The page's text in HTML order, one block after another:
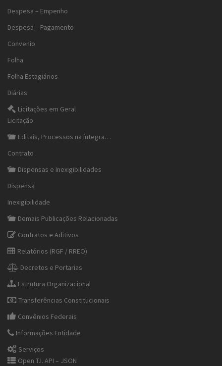
Despesa – Empenho
Despesa – Pagamento
Convenio
Folha
Folha Estagiários
Diárias
Licitações em Geral
Licitação
Editais, Processos na íntegra…
Contrato
Dispensas e Inexigibilidades
Dispensa
Inexigibilidade
Demais Publicações Relacionadas
Contratos e Aditivos
Relatórios (RGF / RREO)
Decretos e Portarias
Estrutura Organizacional
Transferências Constitucionais
Convênios Federais
Informações Entidade
Serviços
Open T.I. API – JSON